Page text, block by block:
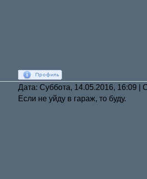
Дата: Суббота, 14.05.2016, 16:09
Если не уйду в гараж, то буду.